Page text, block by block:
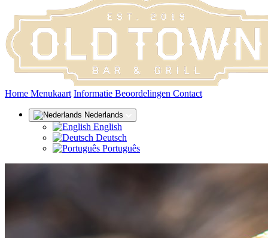
Home (huidige)
Menukaart Informatie Beoordelingen Contact
Nederlands
English
Deutsch
Português